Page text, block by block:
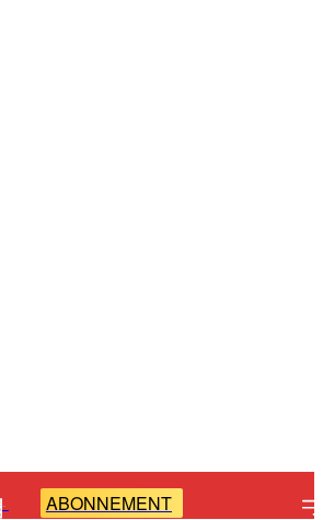
- ABONNEMENT